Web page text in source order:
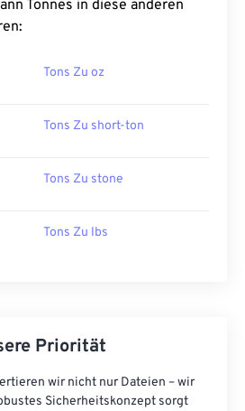
Tonnes in diese anderen
Tons Zu oz
Tons Zu short-ton
Tons Zu stone
Tons Zu lbs
Priorität
wir nicht nur Dateien – wir
Sicherheitskonzept sorgt